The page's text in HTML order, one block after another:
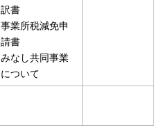
訳書
事業所税減免申
請書
みなし共同事業
について